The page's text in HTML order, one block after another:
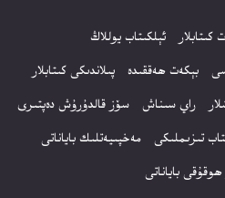
كىتابلار
ئېلكىتاب يوللاڭ
بېكەت ھەققىدە
پىلاندىكى كىتابلار
راي سىناش
سۆز قالدۇرۇش دەپتىرى
تىزىملىكى
مەخپىيەتلىك باياناتى
باياناتى